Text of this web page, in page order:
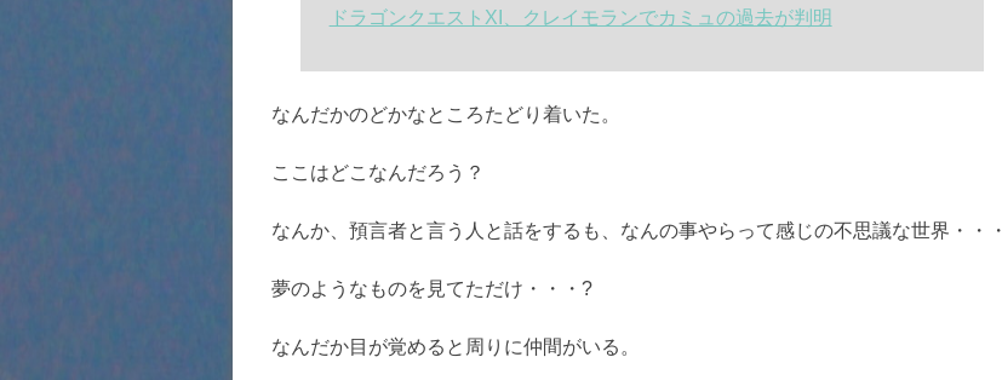
ドラゴンクエストXI、クレイモランでカミュの過去が判明
なんだかのどかなところたどり着いた。
ここはどこなんだろう？
なんか、預言者と言う人と話をするも、なんの事やらって感じの不思議な世界・・・
夢のようなものを見てただけ・・・?
なんだか目が覚めると周りに仲間がいる。